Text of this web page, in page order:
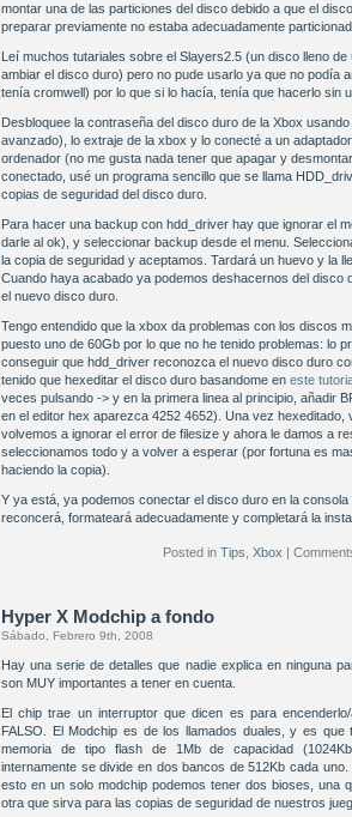
montar una de las particiones del disco debido a que el
preparar previamente no estaba adecuadamente
Leí muchos tutariales sobre el Slayers2.5 (un disco lleno
ambiar el disco duro) pero no pude usarlo ya que no podía
tenía cromwell) por lo que si lo hacía, tenía que hacerlo sin
Desbloquee la contraseña del disco duro de la Xbox
avanzado), lo extraje de la xbox y lo conecté a un
ordenador (no me gusta nada tener que apagar y
conectado, usé un programa sencillo que se llama
copias de seguridad del disco duro.
Para hacer una backup con hdd_driver hay que ignorar el
darle al ok), y seleccionar backup desde el menu.
la copia de seguridad y aceptamos. Tardará un huevo y la
Cuando haya acabado ya podemos deshacernos del disco
el nuevo disco duro.
Tengo entendido que la xbox da problemas con los discos
puesto uno de 60Gb por lo que no he tenido problemas: lo
conseguir que hdd_driver reconozca el nuevo disco duro
tenido que hexeditar el disco duro basandome en este
veces pulsando -> y en la primera linea al principio, añadir
en el editor hex aparezca 4252 4652). Una vez hexeditado,
volvemos a ignorar el error de filesize y ahora le damos a
seleccionamos todo y a volver a esperar (por fortuna es
haciendo la copia).
Y ya está, ya podemos conectar el disco duro en la
reconcerá, formateará adecuadamente y completará la
Posted in Tips Xbox |
Hyper X Modchip a fondo
Sábado, Febrero 9th, 2008
Hay una serie de detalles que nadie explica en ninguna
son MUY importantes a tener en cuenta.
El chip trae un interruptor que dicen es para encenderlo/
FALSO. El Modchip es de los llamados duales, y es que
memoria de tipo flash de 1Mb de capacidad
internamente se divide en dos bancos de 512Kb cada uno.
esto en un solo modchip podemos tener dos bioses, una
otra que sirva para las copias de seguridad de nuestros